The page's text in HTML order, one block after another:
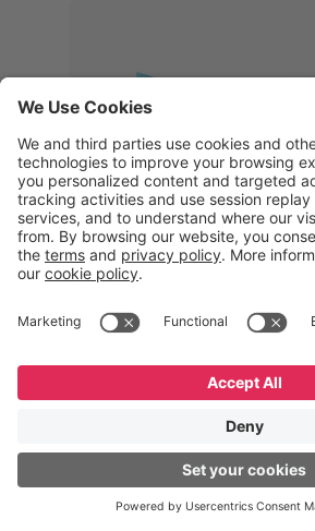
Memphis
Eduardo Ribeiro
CEO
uma solução 360°, que
logística reversa. Podemos
verificar, analisar,
reintegrar equipamentos